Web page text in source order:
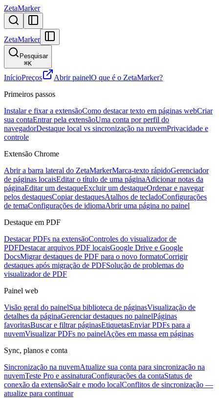
ZetaMarker
ZetaMarker
Pesquisar
⌘K
InícioPreços Abrir painelO que é o ZetaMarker?
Primeiros passos
Instalar e fixar a extensãoComo destacar texto em páginas webCriar
sua contaEntrar pela extensãoUma conta por perfil do
navegadorDestaque local vs sincronização na nuvemPrivacidade e
controle
Extensão Chrome
Abrir a barra lateral do ZetaMarkerMarca-texto rápidoGerenciador
de páginas locaisEditar o título de uma páginaAdicionar notas da
páginaEditar um destaqueExcluir um destaqueOrdenar e navegar
pelos destaquesCopiar destaquesAtalhos de tecladoConfigurações
de temaConfigurações de idiomaAbrir uma página no painel
Destaque em PDF
Destacar PDFs na extensãoControles do visualizador de
PDFDestacar arquivos PDF locaisGoogle Drive e Google
DocsMigrar destaques de PDF para o novo formatoCorrigir
destaques após migração de PDFSolução de problemas do
visualizador de PDF
Painel web
Visão geral do painelSua biblioteca de páginasVisualização de
detalhes da páginaGerenciar destaques no painelPáginas
favoritasBuscar e filtrar páginasEtiquetasEnviar PDFs para a
nuvemVisualizar PDFs no painelAções em massa em páginas
Sync, planos e conta
Sincronização na nuvemAtualize sua conta para sincronização na
nuvemTeste Pro e assinaturaConfigurações da contaStatus de
conexão da extensãoSair e modo localConflitos de sincronização —
atualize para continuar